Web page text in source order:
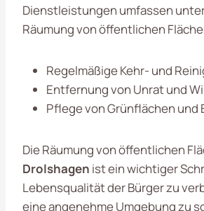
Dienstleistungen umfassen
Räumung von öffentlichen
Regelmäßige Kehr- und
Entfernung von Unrat und
Pflege von Grünflächen und
Die Räumung von öffentlichen
Drolshagen ist ein wichtiger
Lebensqualität der Bürger zu
eine angenehme Umgebung zu